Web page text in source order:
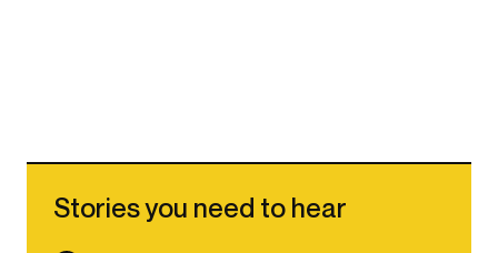
Stories you need to hear